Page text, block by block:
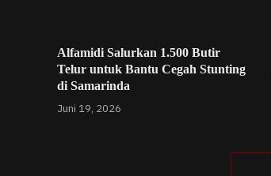
Alfamidi Salurkan 1.500 Butir
Telur untuk Bantu Cegah Stunting
di Samarinda
Juni 19, 2026